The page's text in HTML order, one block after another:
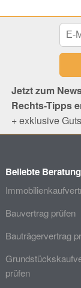
Jetzt zum
Rechts-Tipps
+ exklusive
Beliebte
Bauvertrag prüfen
Bauträgervertrag
prüfen